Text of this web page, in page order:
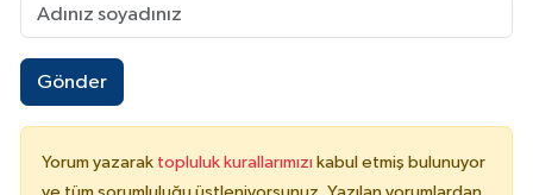
Gönder
Yorum yazarak topluluk kurallarımızı kabul etmiş bulunuyor